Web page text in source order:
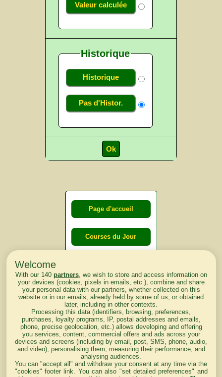
Valeur calculée
Historique
Historique
Pas d'Histor.
Page d'accueil
Courses du Jour
lendemain
Courses
d'aujourd'hui
Haut de Page
Welcome
With our 140 partners, we wish to store and access information on
your devices (cookies, pixels in emails, etc.), combine and share
your personal data with our partners, whether collected on this
website or in our emails, already held by some of us, or obtained
later, including in other contexts.
Processing this data (identifiers, browsing, preferences,
purchases, loyalty programs, IP, postal addresses and emails,
phone, precise geolocation, etc.) allows developing and offering
you services, content, commercial offers and ads across your
devices and screens (including by email, post, SMS, phone, audio,
and video), personalising them, measuring their performance, and
analysing audiences.
You can "accept all" and withdraw your consent at any time via the
"cookies" footer link . You can also "set detailed preferences" and